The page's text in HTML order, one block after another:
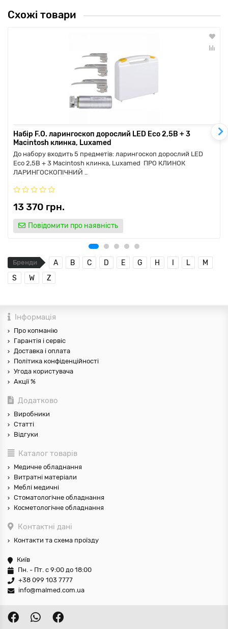
Схожі товари
Набір F.O. ларингоскоп дорослий LED Eco 2,5В + 3
Macintosh клинка, Luxamed
До набору входить 5 предметів: ларингоскоп дорослий LED
Eco 2,5В + 3 Macintosh клинка, Luxamed ПРО КЛИНОК
ЛАРИНГОСКОПІЧНИЙ ..
13 370 грн.
Повідомити про наявність
Бренди A B C D E G H I L
M
S
W Z
Інформація
Про копманію
Гарантія і сервіс
Доставка і оплата
Політика конфіденційності
Угода користувача
Акції %
Додатково
Виробники
Статті
Відгуки
Каталог товарів
Медичне обладнання
Витратні матеріали
Меблі медичні
Стоматологічне обладнання
Косметологічне обладнання
Контактні дані
Контакти та схема проїзду
Київ
Пн. - Пт. с 9:00 до 18:00
+38 099 103 7777
info@malmed.com.ua